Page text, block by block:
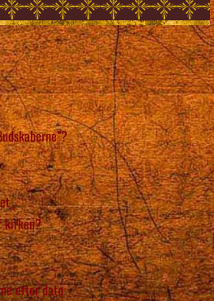
kirken?
efter dato